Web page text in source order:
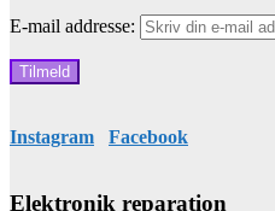
E-mail addresse:
Instagram Facebook
Elektronik reparation